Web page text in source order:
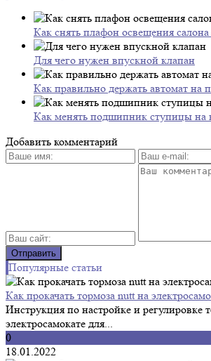
Как снять плафон освещения салона
Для чего нужен впускной клапан
Как правильно держать автомат на
Как менять подшипник ступицы на
Добавить комментарий
Популярные статьи
Как прокачать тормоза nutt на
Инструкция по настройке и регулировке
электросамокате для...
0
18.01.2022